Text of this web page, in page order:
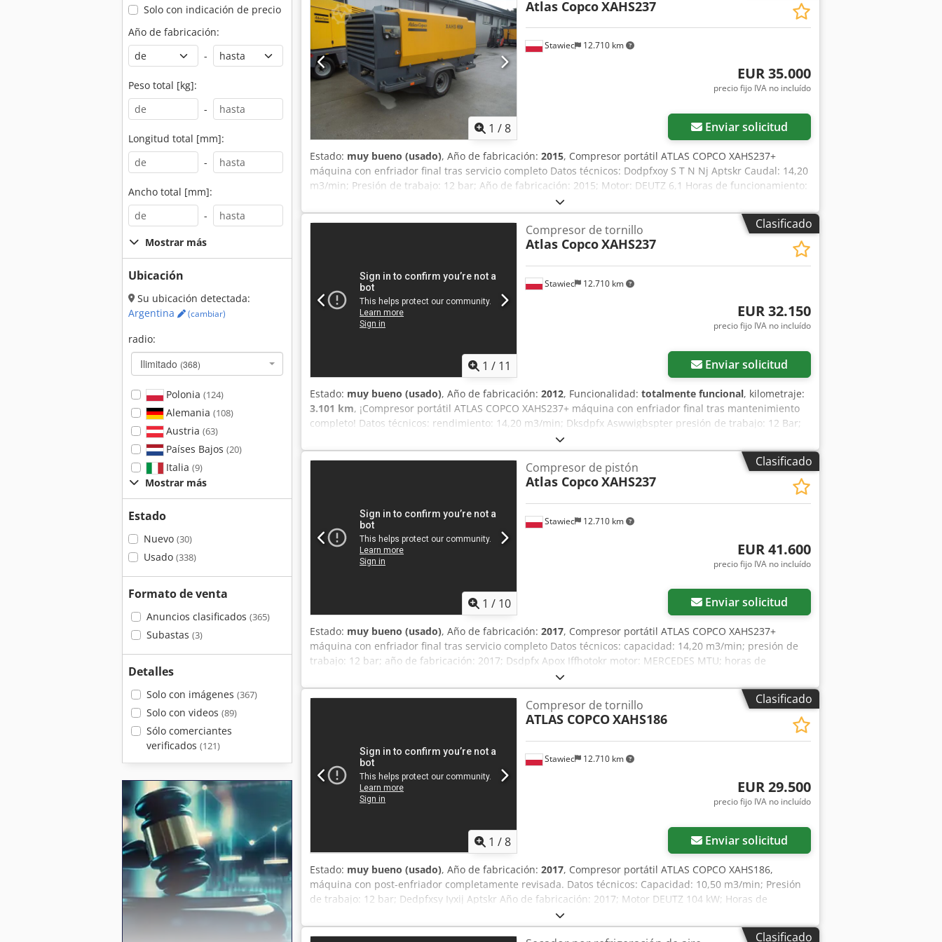
Solo con indicación de precio
Año de fabricación:
-
Peso total [kg]:
-
Longitud total [mm]:
-
Ancho total [mm]:
-
Mostrar más
Ubicación
Su ubicación detectada:
Argentina
(cambiar)
radio:
Ilimitado (368)
Polonia (124)
Alemania (108)
Austria (63)
Países Bajos (20)
Italia (9)
Mostrar más
Estado
Nuevo (30)
Usado (338)
Formato de venta
Anuncios clasificados (365)
Subastas (3)
Detalles
Solo con imágenes (367)
Solo con videos (89)
Sólo comerciantes
verificados (121)
1 /8
Stawiec 12.710 km
Atlas CopcoXAHS237
EUR 35.000
precio fijo IVA no incluído
Enviar solicitud
Estado: muy bueno (usado), Año de fabricación: 2015, Compresor portátil ATLAS COPCO XAHS237+
máquina con enfriador final tras servicio completo Datos técnicos: Dodpfxoy S T N Nj Aptskr Caudal: 14,20
m3/min; Presión de trabajo: 12 bar; Año de fabricación: 2015; Motor: DEUTZ 6,1 Horas de funcionamiento:
1804 h El compresor está completamente operativo, listo para trabajar y con garantía. Precio neto:
148.500 PLN Precio bruto: 182.655 PLN Máquina importada en estado impecable. A continuación, enlaces
Clasificado
1 / 11
Stawiec 12.710 km
Compresor de tornillo
Atlas CopcoXAHS237
EUR 32.150
precio fijo IVA no incluído
Enviar solicitud
Estado: muy bueno (usado), Año de fabricación: 2012, Funcionalidad: totalmente funcional, kilometraje:
3.101 km, ¡Compresor portátil ATLAS COPCO XAHS237+ máquina con enfriador final tras mantenimiento
completo! Datos técnicos: rendimiento: 14,20 m3/min; Dksdpfx Aswwigbspter presión de trabajo: 12 Bar;
año de fabricación: 2012; motor DEUTZ horas de trabajo: 2048h Compresor totalmente funcional, listo
para trabajar, con garantía ¡Máquina importada en estado impecable!
Clasificado
1 / 10
Stawiec 12.710 km
Compresor de pistón
Atlas CopcoXAHS237
EUR 41.600
precio fijo IVA no incluído
Enviar solicitud
Estado: muy bueno (usado), Año de fabricación: 2017, Compresor portátil ATLAS COPCO XAHS237+
máquina con enfriador final tras servicio completo Datos técnicos: capacidad: 14,20 m3/min; presión de
trabajo: 12 bar; año de fabricación: 2017; Dsdpfx Apox Iffhotokr motor: MERCEDES MTU; horas de
funcionamiento: 4910 h; el compresor está totalmente operativo, listo para trabajar, con garantía precio
neto: 175.500 PLN precio bruto: 215.865 PLN máquina importada en estado impecable
Clasificado
1 /8
Stawiec 12.710 km
Compresor de tornillo
ATLAS COPCOXAHS186
EUR 29.500
precio fijo IVA no incluído
Enviar solicitud
Estado: muy bueno (usado), Año de fabricación: 2017, Compresor portátil ATLAS COPCO XAHS186,
máquina con post-enfriador completamente revisada. Datos técnicos: Capacidad: 10,50 m3/min; Presión
de trabajo: 12 bar; Dedpfxsy Iyxij Aptskr Año de fabricación: 2017; Motor DEUTZ 104 kW; Horas de
funcionamiento: 1.172 h. El compresor está completamente operativo, listo para trabajar y con garantía.
Precio neto: 125.500 PLN Precio bruto: 154.365 PLN Máquina importada en estado impecable. A
Clasificado